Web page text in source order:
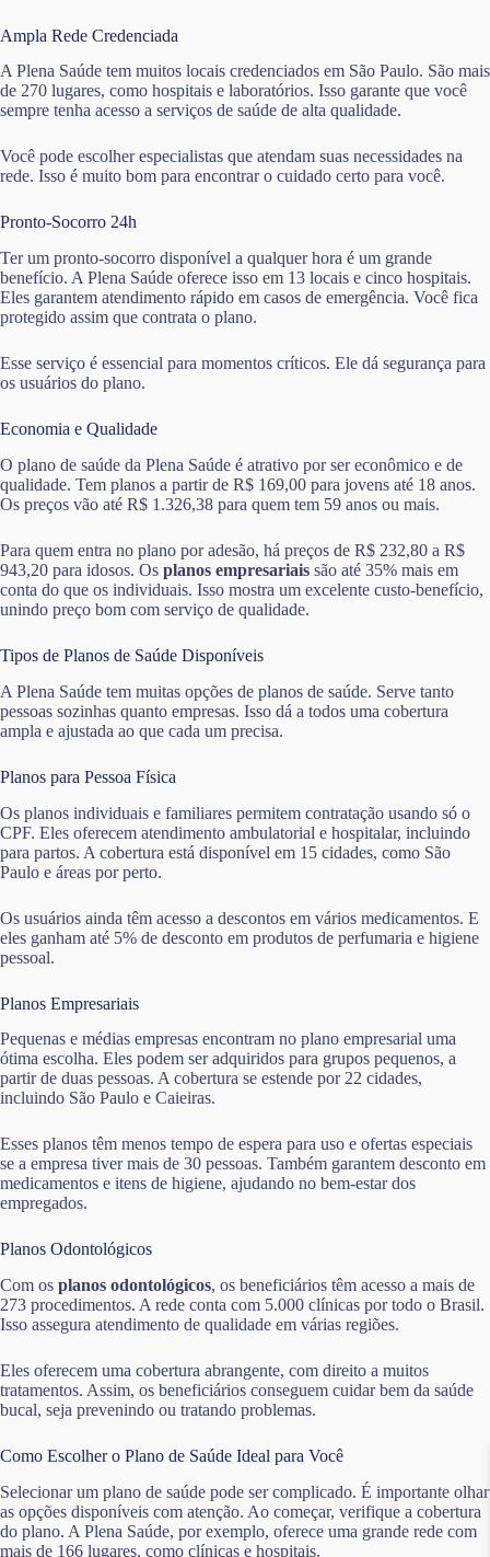
Ampla Rede Credenciada
A Plena Saúde tem muitos locais credenciados em São Paulo. São mais
de 270 lugares, como hospitais e laboratórios. Isso garante que você
sempre tenha acesso a serviços de saúde de alta qualidade.
Você pode escolher especialistas que atendam suas necessidades na
rede. Isso é muito bom para encontrar o cuidado certo para você.
Pronto-Socorro 24h
Ter um pronto-socorro disponível a qualquer hora é um grande
benefício. A Plena Saúde oferece isso em 13 locais e cinco hospitais.
Eles garantem atendimento rápido em casos de emergência. Você fica
protegido assim que contrata o plano.
Esse serviço é essencial para momentos críticos. Ele dá segurança para
os usuários do plano.
Economia e Qualidade
O plano de saúde da Plena Saúde é atrativo por ser econômico e de
qualidade. Tem planos a partir de R$ 169,00 para jovens até 18 anos.
Os preços vão até R$ 1.326,38 para quem tem 59 anos ou mais.
Para quem entra no plano por adesão, há preços de R$ 232,80 a R$
943,20 para idosos. Os planos empresariais são até 35% mais em
conta do que os individuais. Isso mostra um excelente custo-benefício,
unindo preço bom com serviço de qualidade.
Tipos de Planos de Saúde Disponíveis
A Plena Saúde tem muitas opções de planos de saúde. Serve tanto
pessoas sozinhas quanto empresas. Isso dá a todos uma cobertura
ampla e ajustada ao que cada um precisa.
Planos para Pessoa Física
Os planos individuais e familiares permitem contratação usando só o
CPF. Eles oferecem atendimento ambulatorial e hospitalar, incluindo
para partos. A cobertura está disponível em 15 cidades, como São
Paulo e áreas por perto.
Os usuários ainda têm acesso a descontos em vários medicamentos. E
eles ganham até 5% de desconto em produtos de perfumaria e higiene
pessoal.
Planos Empresariais
Pequenas e médias empresas encontram no plano empresarial uma
ótima escolha. Eles podem ser adquiridos para grupos pequenos, a
partir de duas pessoas. A cobertura se estende por 22 cidades,
incluindo São Paulo e Caieiras.
Esses planos têm menos tempo de espera para uso e ofertas especiais
se a empresa tiver mais de 30 pessoas. Também garantem desconto em
medicamentos e itens de higiene, ajudando no bem-estar dos
empregados.
Planos Odontológicos
Com os planos odontológicos, os beneficiários têm acesso a mais de
273 procedimentos. A rede conta com 5.000 clínicas por todo o Brasil.
Isso assegura atendimento de qualidade em várias regiões.
Eles oferecem uma cobertura abrangente, com direito a muitos
tratamentos. Assim, os beneficiários conseguem cuidar bem da saúde
bucal, seja prevenindo ou tratando problemas.
Como Escolher o Plano de Saúde Ideal para Você
Selecionar um plano de saúde pode ser complicado. É importante olhar
as opções disponíveis com atenção. Ao começar, verifique a cobertura
do plano. A Plena Saúde, por exemplo, oferece uma grande rede com
mais de 166 lugares, como clínicas e hospitais.